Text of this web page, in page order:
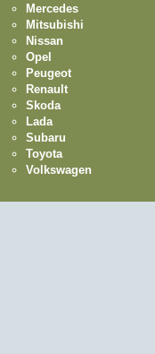
Mercedes
Mitsubishi
Nissan
Opel
Peugeot
Renault
Skoda
Lada
Subaru
Toyota
Volkswagen